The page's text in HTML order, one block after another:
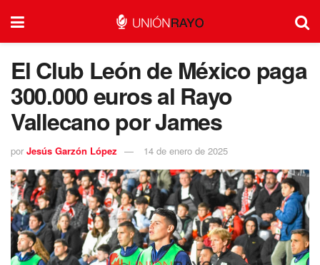
El Club León de México paga
300.000 euros al Rayo
Vallecano por James
por Jesús Garzón López 14 de enero de 2025